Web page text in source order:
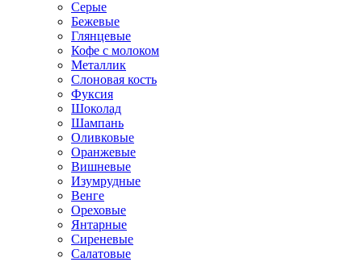
Серые
Бежевые
Глянцевые
Кофе с молоком
Металлик
Слоновая кость
Фуксия
Шоколад
Шампань
Оливковые
Оранжевые
Вишневые
Изумрудные
Венге
Ореховые
Янтарные
Сиреневые
Салатовые